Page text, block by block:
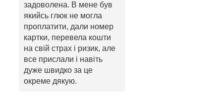
задоволена. В мене був
якийсь глюк не могла
проплатити, дали номер
картки, перевела кошти
на свій страх і ризик, але
все прислали і навіть
дуже швидко за це
окреме дякую.